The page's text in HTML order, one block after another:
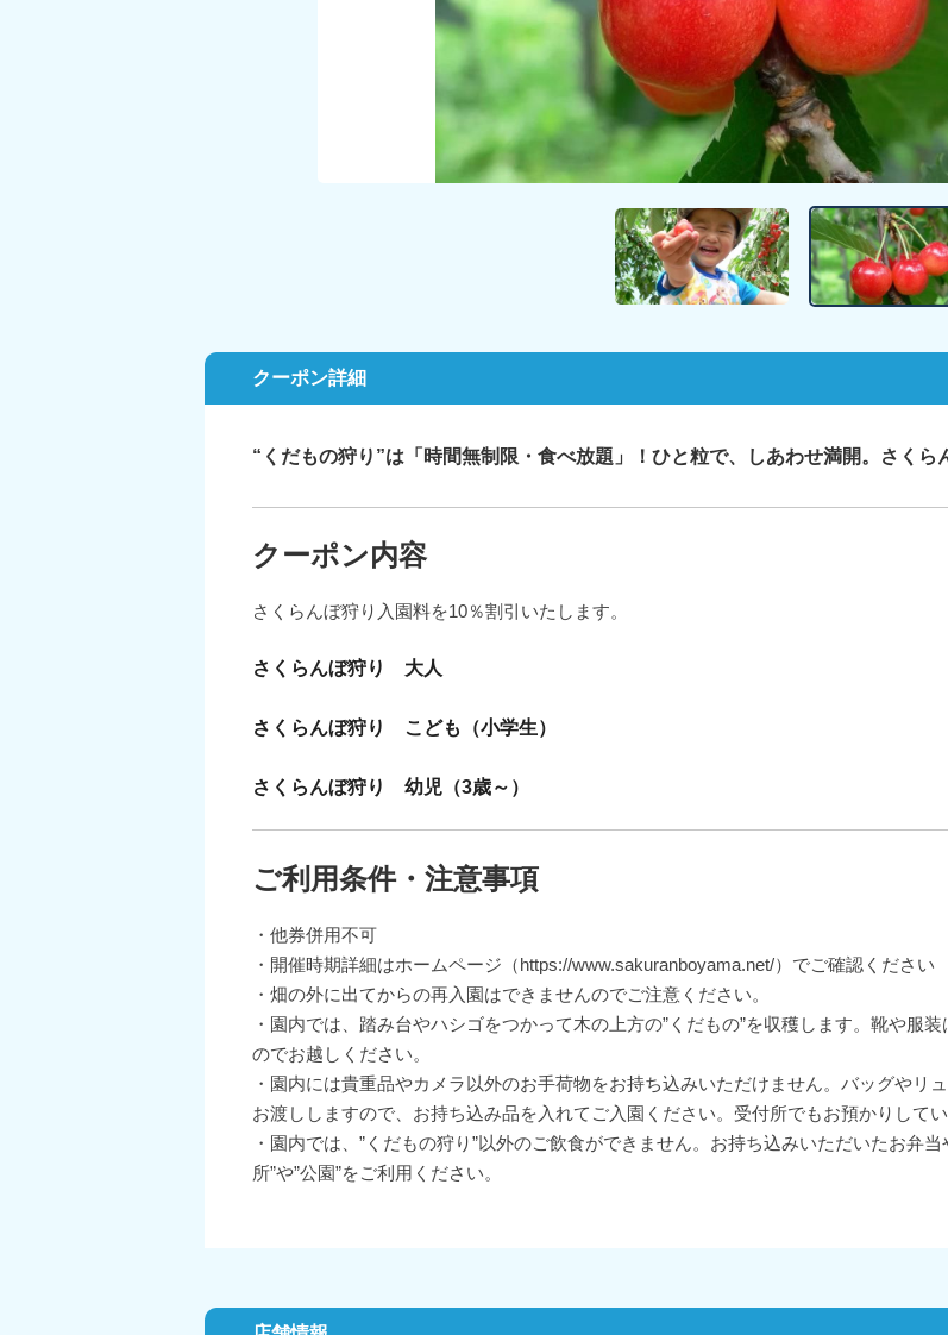
クーポン詳細
“くだもの狩り”は「時間無制限・食べ放題」！ひと粒で、しあわせ満開。さくら
クーポン内容
さくらんぼ狩り入園料を10％割引いたします。
さくらんぼ狩り 大人
さくらんぼ狩り こども（小学生）
さくらんぼ狩り 幼児（3歳～）
ご利用条件・注意事項
・他券併用不可
・開催時期詳細はホームページ（https://www.sakuranboyama.net/）でご確認ください
・畑の外に出てからの再入園はできませんのでご注意ください。
・園内では、踏み台やハシゴをつかって木の上方の”くだもの”を収穫します。靴や服
のでお越しください。
・園内には貴重品やカメラ以外のお手荷物をお持ち込みいただけません。バッグやリ
お渡ししますので、お持ち込み品を入れてご入園ください。受付所でもお預かりしてい
・園内では、”くだもの狩り”以外のご飲食ができません。お持ち込みいただいたお弁
所”や”公園”をご利用ください。